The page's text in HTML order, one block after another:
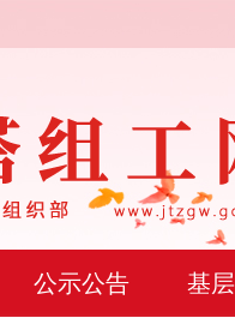
公示公告 基